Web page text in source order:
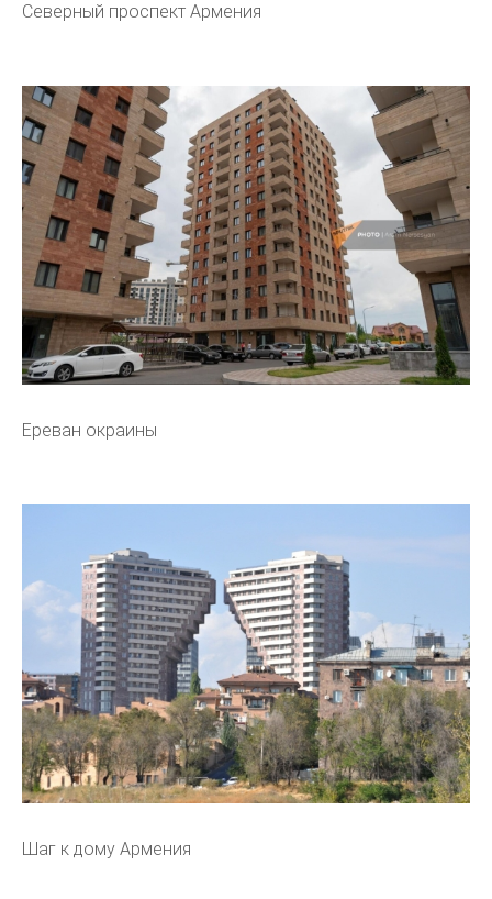
Северный проспект Армения
Ереван окраины
Шаг к дому Армения